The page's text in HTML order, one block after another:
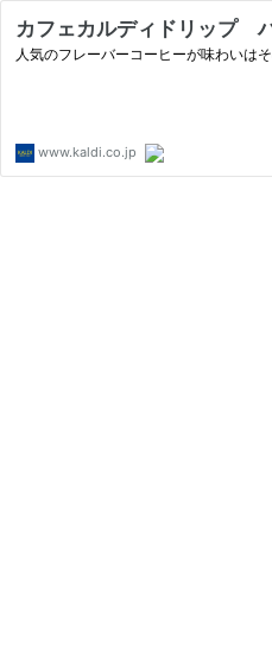
カフェカルディドリップ
人気のフレーバーコーヒーが味わいは
www.kaldi.co.jp